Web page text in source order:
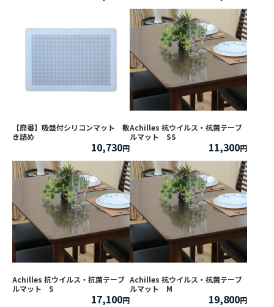
【廃番】吸盤付シリコンマット 敷
き詰め
10,730
Achilles 抗ウイルス・抗菌テーブ
ルマット SS
11,300
Achilles 抗ウイルス・抗菌テーブ
ルマット S
17,100
Achilles 抗ウイルス・抗菌テーブ
ルマット M
19,800